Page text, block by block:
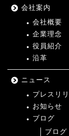
会社案内
会社概要
企業理念
役員紹介
沿革
ニュース
プレスリ
お知らせ
ブログ
ブログ